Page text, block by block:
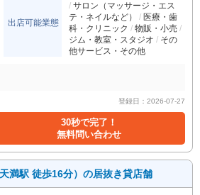
出店可能業態
サロン（マッサージ・エス
テ・ネイルなど）
医療・歯
科・クリニック
物販・小売
ジム・教室・スタジオ
その
他サービス・その他
登録日：2026-07-27
30秒で完了！
無料問い合わせ
満駅 徒歩16分）の居抜き貸店舗